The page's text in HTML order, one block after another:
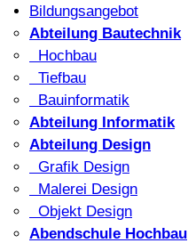
Bildungsangebot
Abteilung Bautechnik
Hochbau
Tiefbau
Bauinformatik
Abteilung Informatik
Abteilung Design
Grafik Design
Malerei Design
Objekt Design
Abendschule Hochbau